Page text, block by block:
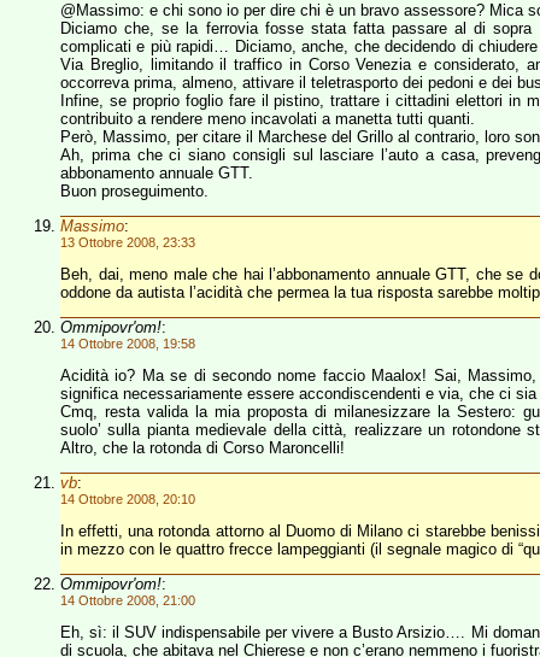
@Massimo: e chi sono io per dire chi è un bravo assessore? Mica
Diciamo che, se la ferrovia fosse stata fatta passare al di
complicati e più rapidi… Diciamo, anche, che decidendo di
Via Breglio, limitando il traffico in Corso Venezia e considerato,
occorreva prima, almeno, attivare il teletrasporto dei pedoni e dei
Infine, se proprio foglio fare il pistino, trattare i cittadini elettori in
contribuito a rendere meno incavolati a manetta tutti quanti.
Però, Massimo, per citare il Marchese del Grillo al contrario, loro
Ah, prima che ci siano consigli sul lasciare l’auto a casa,
abbonamento annuale GTT.
Buon proseguimento.
Massimo:
13 Ottobre 2008, 23:33
Beh, dai, meno male che hai l’abbonamento annuale GTT, che se
oddone da autista l’acidità che permea la tua risposta sarebbe
Ommipovr'om!:
14 Ottobre 2008, 19:58
Acidità io? Ma se di secondo nome faccio Maalox! Sai,
significa necessariamente essere accondiscendenti e via, che ci
Cmq, resta valida la mia proposta di milanesizzare la Sestero:
suolo’ sulla pianta medievale della città, realizzare un
Altro, che la rotonda di Corso Maroncelli!
vb:
14 Ottobre 2008, 20:10
In effetti, una rotonda attorno al Duomo di Milano ci starebbe
in mezzo con le quattro frecce lampeggianti (il segnale magico di
Ommipovr'om!:
14 Ottobre 2008, 21:00
Eh, sì: il SUV indispensabile per vivere a Busto Arsizio…. Mi
di scuola, che abitava nel Chierese e non c’erano nemmeno i